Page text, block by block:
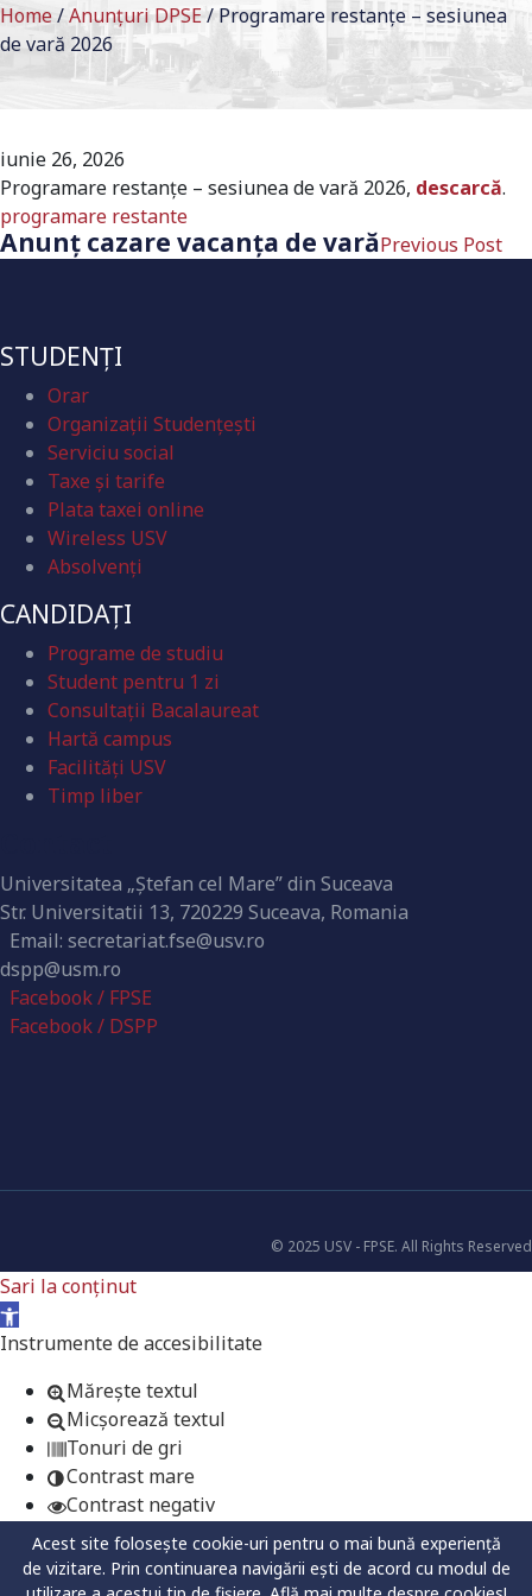
Home/Anunțuri DPSE/Programare restanțe – sesiunea
de vară 2026
iunie 26, 2026
Programare restanțe – sesiunea de vară 2026, descarcă.
programare restante
Anunț cazare vacanța de varăPrevious Post
STUDENȚI
Orar
Organizaţii Studenţeşti
Serviciu social
Taxe și tarife
Plata taxei online
Wireless USV
Absolvenţi
CANDIDAȚI
Programe de studiu
Student pentru 1 zi
Consultații Bacalaureat
Hartă campus
Facilități USV
Timp liber
Universitatea „Ștefan cel Mare” din Suceava
Str. Universitatii 13, 720229 Suceava, Romania
Email: secretariat.fse@usv.ro
dspp@usm.ro
Facebook / FPSE
Facebook / DSPP
© 2025 USV - FPSE. All Rights Reserved
Sari la conținut
Deschide bara de unelte
Instrumente de accesibilitate
Mărește textul
Micșorează textul
Tonuri de gri
Contrast mare
Contrast negativ
Fundal luminos
Legături subliniate
Font lizibil
Acest site folosește cookie-uri pentru o mai bună experiență
de vizitare. Prin continuarea navigării ești de acord cu modul de